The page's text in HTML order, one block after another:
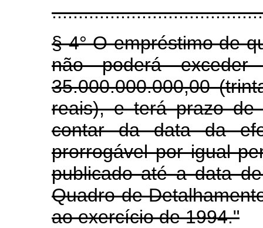
§ 4° O empréstimo de
não poderá
35.000.000.000,00
reais), e terá prazo de
contar da data da
prorrogável por igual
publicado até a data
Quadro de
ao exercício de 1994."